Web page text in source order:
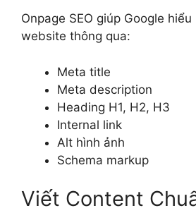
Onpage SEO giúp Google
website thông qua:
Meta title
Meta description
Heading H1, H2, H3
Internal link
Alt hình ảnh
Schema markup
Viết Content